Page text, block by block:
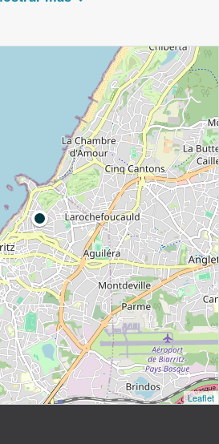
se especializa en
de historia y alta costura y
m de distancia. La Maison
coworking.
por Biarritz, aquí tiene
Puede consultar los
en el sitio web de
son una opción rápida y
para moverse por Biarritz.
10-15 minutos en llegar a
tren SNCF o al
tarifa para esta distancia
Leaflet